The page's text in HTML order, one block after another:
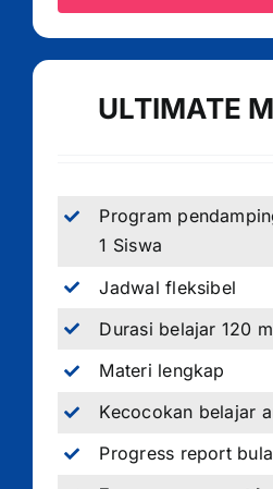
ULTIMATE
Program
1 Siswa
Jadwal fleksibel
Durasi belajar 120
Materi lengkap
Kecocokan belajar
Progress report